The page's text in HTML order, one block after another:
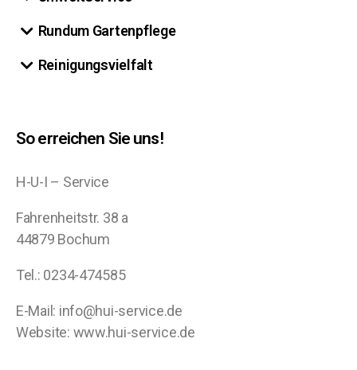
Rundum Gartenpflege
Reinigungsvielfalt
So erreichen Sie uns!
H-U-I – Service
Fahrenheitstr. 38 a
44879 Bochum
Tel.: 0234-474585
E-Mail: info@hui-service.de
Website: www.hui-service.de